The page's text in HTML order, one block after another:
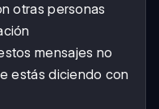
otras personas
mensajes no
estás diciendo con